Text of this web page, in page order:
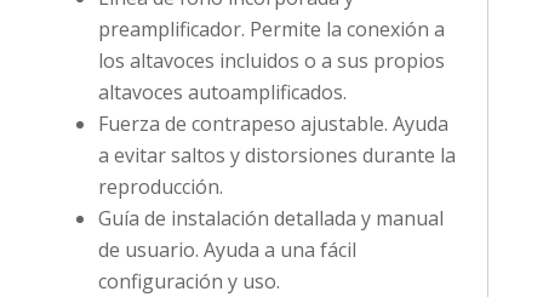
preamplificador. Permite la conexión a
los altavoces incluidos o a sus propios
altavoces autoamplificados.
Fuerza de contrapeso ajustable. Ayuda
a evitar saltos y distorsiones durante la
reproducción.
Guía de instalación detallada y manual
de usuario. Ayuda a una fácil
configuración y uso.